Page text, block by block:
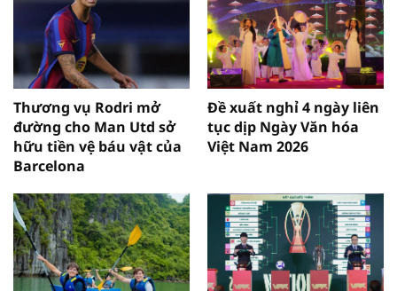
Thương vụ Rodri mở
đường cho Man Utd sở
hữu tiền vệ báu vật của
Barcelona
Đề xuất nghỉ 4 ngày liên
tục dịp Ngày Văn hóa
Việt Nam 2026